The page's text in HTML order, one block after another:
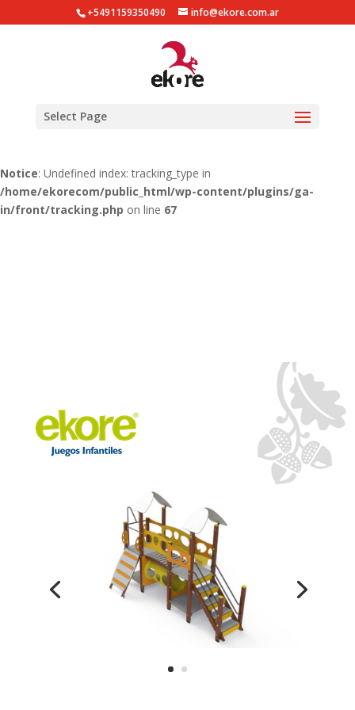
Notice: Undefined index: tracking_type in
/home/ekorecom/public_html/wp-content/plugins/ga-
/home/ekorecom/public_html/wp-content/plugins/ga-
Notice: Undefined index: tracking_type in
/home/ekorecom/public_html/wp-content/plugins/ga-
in/front/tracking.php on line 67
+5491159350490 info@ekore.com.ar
Select Page